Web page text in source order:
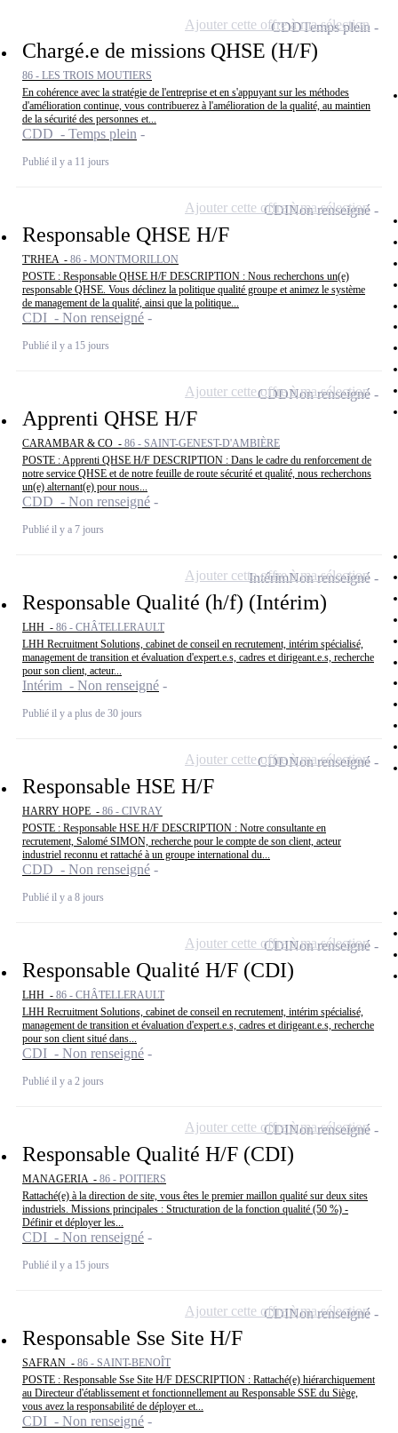
Chargé.e de missions QHSE (H/F)
86 - LES TROIS MOUTIERS
En cohérence avec la stratégie de l'entreprise et en s'appuyant sur les méthodes
d'amélioration continue, vous contribuerez à l'amélioration de la qualité, au maintien
de la sécurité des personnes et...
CDD - Temps plein
Publié il y a 11 jours
CDDTemps plein
Ajouter cette offre à ma sélection
Responsable QHSE H/F
T'RHEA - 86 - MONTMORILLON
POSTE : Responsable QHSE H/F DESCRIPTION : Nous recherchons un(e)
responsable QHSE. Vous déclinez la politique qualité groupe et animez le système
de management de la qualité, ainsi que la politique...
CDI - Non renseigné
Publié il y a 15 jours
CDINon renseigné
Ajouter cette offre à ma sélection
Apprenti QHSE H/F
CARAMBAR & CO - 86 - SAINT-GENEST-D'AMBIÈRE
POSTE : Apprenti QHSE H/F DESCRIPTION : Dans le cadre du renforcement de
notre service QHSE et de notre feuille de route sécurité et qualité, nous recherchons
un(e) alternant(e) pour nous...
CDD - Non renseigné
Publié il y a 7 jours
CDDNon renseigné
Ajouter cette offre à ma sélection
Responsable Qualité (h/f) (Intérim)
LHH - 86 - CHÂTELLERAULT
LHH Recruitment Solutions, cabinet de conseil en recrutement, intérim spécialisé,
management de transition et évaluation d'expert.e.s, cadres et dirigeant.e.s, recherche
pour son client, acteur...
Intérim - Non renseigné
Publié il y a plus de 30 jours
IntérimNon renseigné
Ajouter cette offre à ma sélection
Responsable HSE H/F
HARRY HOPE - 86 - CIVRAY
POSTE : Responsable HSE H/F DESCRIPTION : Notre consultante en
recrutement, Salomé SIMON, recherche pour le compte de son client, acteur
industriel reconnu et rattaché à un groupe international du...
CDD - Non renseigné
Publié il y a 8 jours
CDDNon renseigné
Ajouter cette offre à ma sélection
Responsable Qualité H/F (CDI)
LHH - 86 - CHÂTELLERAULT
LHH Recruitment Solutions, cabinet de conseil en recrutement, intérim spécialisé,
management de transition et évaluation d'expert.e.s, cadres et dirigeant.e.s, recherche
pour son client situé dans...
CDI - Non renseigné
Publié il y a 2 jours
CDINon renseigné
Ajouter cette offre à ma sélection
Responsable Qualité H/F (CDI)
MANAGERIA - 86 - POITIERS
Rattaché(e) à la direction de site, vous êtes le premier maillon qualité sur deux sites
industriels. Missions principales : Structuration de la fonction qualité (50 %) -
Définir et déployer les...
CDI - Non renseigné
Publié il y a 15 jours
CDINon renseigné
Ajouter cette offre à ma sélection
Responsable Sse Site H/F
SAFRAN - 86 - SAINT-BENOÎT
POSTE : Responsable Sse Site H/F DESCRIPTION : Rattaché(e) hiérarchiquement
au Directeur d'établissement et fonctionnellement au Responsable SSE du Siège,
vous avez la responsabilité de déployer et...
CDI - Non renseigné
CDINon renseigné
Ajouter cette offre à ma sélection